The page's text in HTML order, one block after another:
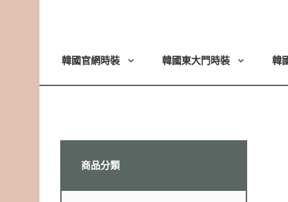
韓國官網時裝 韓國東大門時裝 韓
商品分類